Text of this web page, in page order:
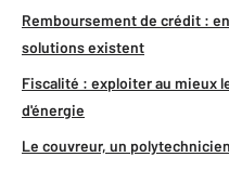
Remboursement de crédit :
solutions existent
Fiscalité : exploiter au mieux
d'énergie
Le couvreur, un